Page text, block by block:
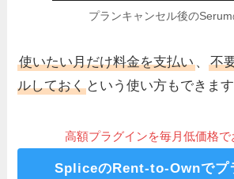
プランキャンセル後の
使いたい月だけ料金を支払い、不
ルしておく という使い方もできます
高額プラグインを毎月低価格で
SpliceのRent-to-Ownでプ